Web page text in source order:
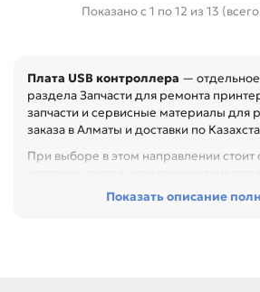
Показано с 1 по 12 из 13
Плата USB контроллера —
раздела Запчасти для ремонта
запчасти и сервисные материалы для
заказа в Алматы и доставки по
При выборе в этом направлении стоит
Перед покупкой проверьте артикул,
Показать описание